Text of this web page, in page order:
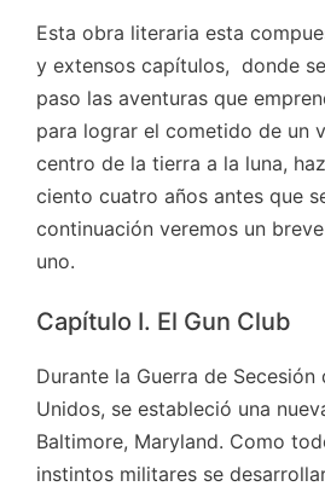
Esta obra literaria esta
y extensos capítulos, donde
paso las aventuras que
para lograr el cometido de un
centro de la tierra a la luna,
ciento cuatro años antes que
continuación veremos un
uno.
Capítulo I. El Gun Club
Durante la Guerra de Secesión
Unidos, se estableció una
Baltimore, Maryland. Como
instintos militares se